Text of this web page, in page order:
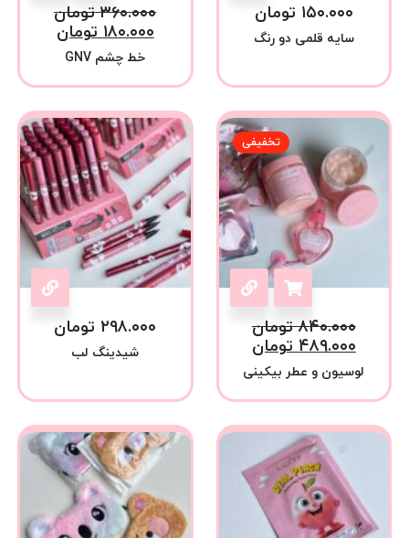
۱۵۰.۰۰۰ تومان
سایه قلمی دو رنگ
۳۶۰.۰۰۰ تومان
۱۸۰.۰۰۰ تومان
خط چشم GNV
تخفیفی
۸۴۰.۰۰۰ تومان
۴۸۹.۰۰۰ تومان
لوسیون و عطر بیکینی
۲۹۸.۰۰۰ تومان
شیدینگ لب